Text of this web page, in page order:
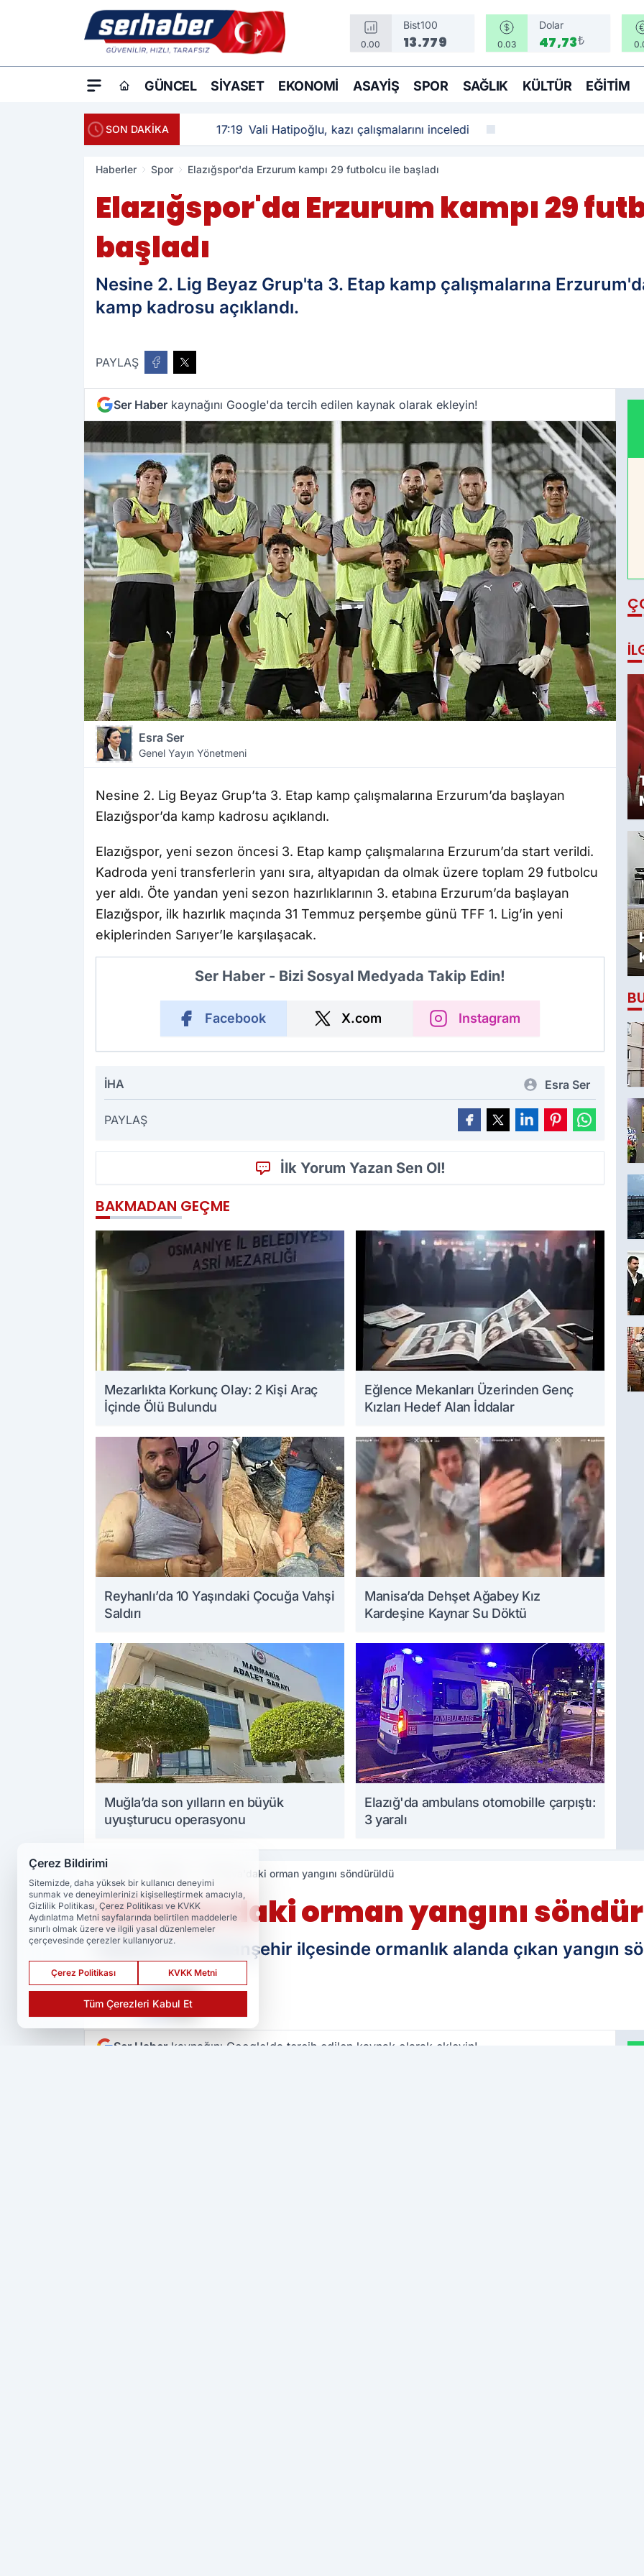
0.00
Bist100
13.779 0.03
Dolar
47,73₺
GÜNCEL SIYASET EKONOMI ASAYIŞ SPOR SAĞLIK KÜLTÜR EĞITIM
SON DAKİKA 17:19 Vali Hatipoğlu, kazı çalışmalarını inceledi
Haberler Spor Elazığspor'da Erzurum kampı 29 futbolcu ile başladı
Elazığspor'da Erzurum kampı 29
başladı
Nesine 2. Lig Beyaz Grup'ta 3. Etap kamp çalışmalarına
kamp kadrosu açıklandı.
PAYLAŞ
Ser Haber kaynağını Google'da tercih edilen kaynak olarak ekleyin!
Esra Ser
Genel Yayın Yönetmeni
Nesine 2. Lig Beyaz Grup’ta 3. Etap kamp çalışmalarına Erzurum’da başlayan
Elazığspor’da kamp kadrosu açıklandı.
Elazığspor, yeni sezon öncesi 3. Etap kamp çalışmalarına Erzurum’da start verildi.
Kadroda yeni transferlerin yanı sıra, altyapıdan da olmak üzere toplam 29 futbolcu
yer aldı. Öte yandan yeni sezon hazırlıklarının 3. etabına Erzurum’da başlayan
Elazığspor, ilk hazırlık maçında 31 Temmuz perşembe günü TFF 1. Lig’in yeni
ekiplerinden Sarıyer’le karşılaşacak.
Ser Haber - Bizi Sosyal Medyada Takip Edin!
Facebook X.com Instagram
İHA Esra Ser
PAYLAŞ
İlk Yorum Yazan Sen Ol!
BAKMADAN GEÇME
Mezarlıkta Korkunç Olay: 2 Kişi Araç
İçinde Ölü Bulundu
Eğlence Mekanları Üzerinden Genç
Kızları Hedef Alan İddalar
Reyhanlı’da 10 Yaşındaki Çocuğa Vahşi
Saldırı
Manisa’da Dehşet Ağabey Kız
Kardeşine Kaynar Su Döktü
Muğla’da son yılların en büyük
uyuşturucu operasyonu
Elazığ'da ambulans otomobille çarpıştı:
3 yaralı
Malatya'daki orman yangını söndürüldü
Malatya'daki orman yangını
Malatya'nın Doğanşehir ilçesinde ormanlık alanda çıkan yangın
PAYLAŞ
Ser Haberkaynağını Google'da tercih edilen kaynak olarak ekleyin!
Çerez Bildirimi
Sitemizde, daha yüksek bir kullanıcı deneyimi
sunmak ve deneyimlerinizi kişiselleştirmek amacıyla,
Gizlilik Politikası, Çerez Politikası ve KVKK
Aydınlatma Metni sayfalarında belirtilen maddelerle
sınırlı olmak üzere ve ilgili yasal düzenlemeler
çerçevesinde çerezler kullanıyoruz.
Çerez Politikası KVKK Metni
Tüm Çerezleri Kabul Et